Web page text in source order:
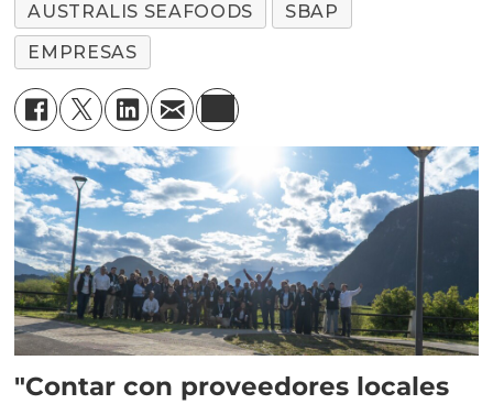
AUSTRALIS SEAFOODS
SBAP
EMPRESAS
"Contar con proveedores locales